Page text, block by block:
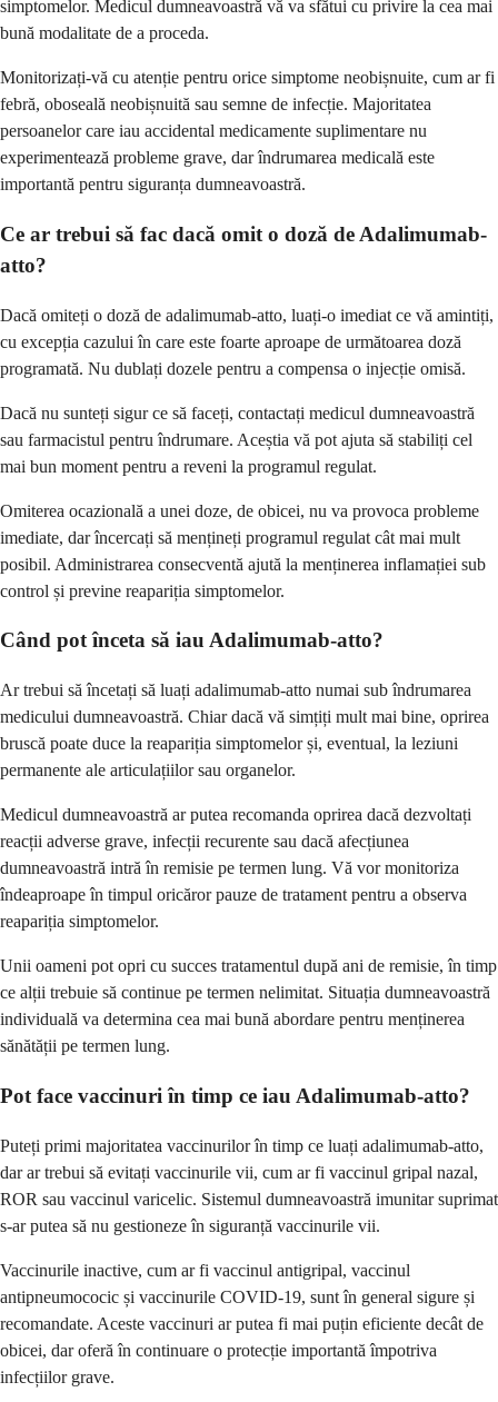
simptomelor. Medicul dumneavoastră vă va sfătui cu privire la cea mai
bună modalitate de a proceda.
Monitorizați-vă cu atenție pentru orice simptome neobișnuite, cum ar fi
febră, oboseală neobișnuită sau semne de infecție. Majoritatea
persoanelor care iau accidental medicamente suplimentare nu
experimentează probleme grave, dar îndrumarea medicală este
importantă pentru siguranța dumneavoastră.
Ce ar trebui să fac dacă omit o doză de Adalimumab-
atto?
Dacă omiteți o doză de adalimumab-atto, luați-o imediat ce vă amintiți,
cu excepția cazului în care este foarte aproape de următoarea doză
programată. Nu dublați dozele pentru a compensa o injecție omisă.
Dacă nu sunteți sigur ce să faceți, contactați medicul dumneavoastră
sau farmacistul pentru îndrumare. Aceștia vă pot ajuta să stabiliți cel
mai bun moment pentru a reveni la programul regulat.
Omiterea ocazională a unei doze, de obicei, nu va provoca probleme
imediate, dar încercați să mențineți programul regulat cât mai mult
posibil. Administrarea consecventă ajută la menținerea inflamației sub
control și previne reapariția simptomelor.
Când pot înceta să iau Adalimumab-atto?
Ar trebui să încetați să luați adalimumab-atto numai sub îndrumarea
medicului dumneavoastră. Chiar dacă vă simțiți mult mai bine, oprirea
bruscă poate duce la reapariția simptomelor și, eventual, la leziuni
permanente ale articulațiilor sau organelor.
Medicul dumneavoastră ar putea recomanda oprirea dacă dezvoltați
reacții adverse grave, infecții recurente sau dacă afecțiunea
dumneavoastră intră în remisie pe termen lung. Vă vor monitoriza
îndeaproape în timpul oricăror pauze de tratament pentru a observa
reapariția simptomelor.
Unii oameni pot opri cu succes tratamentul după ani de remisie, în timp
ce alții trebuie să continue pe termen nelimitat. Situația dumneavoastră
individuală va determina cea mai bună abordare pentru menținerea
sănătății pe termen lung.
Pot face vaccinuri în timp ce iau Adalimumab-atto?
Puteți primi majoritatea vaccinurilor în timp ce luați adalimumab-atto,
dar ar trebui să evitați vaccinurile vii, cum ar fi vaccinul gripal nazal,
ROR sau vaccinul varicelic. Sistemul dumneavoastră imunitar suprimat
s-ar putea să nu gestioneze în siguranță vaccinurile vii.
Vaccinurile inactive, cum ar fi vaccinul antigripal, vaccinul
antipneumococic și vaccinurile COVID-19, sunt în general sigure și
recomandate. Aceste vaccinuri ar putea fi mai puțin eficiente decât de
obicei, dar oferă în continuare o protecție importantă împotriva
infecțiilor grave.